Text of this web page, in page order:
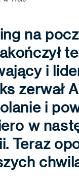
na
i
zerwał
i
w
Teraz